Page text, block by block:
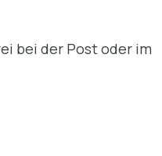
bei der Post oder im